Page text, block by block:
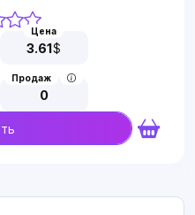
Цена
3.61$
Продаж
0